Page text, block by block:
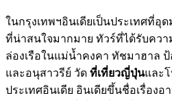
ในกรุงเทพฯอินเดียเป็นประเทศที่
ที่น่าสนใจมากมาย ทัวร์ที่ได้รับคว
ล่องเรือในแม่น้ำคงคา ทัชมาฮาล
และอนุสาวรีย์ วัด ที่เที่ยวญี่ปุ่นและ
ประเทศอินเดีย อินเดียขึ้นชื่อเรื่อง